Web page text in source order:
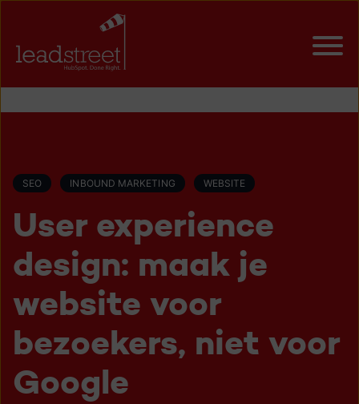
SEO INBOUND MARKETING WEBSITE
User experience
design: maak je
website voor
bezoekers, niet voor
Google